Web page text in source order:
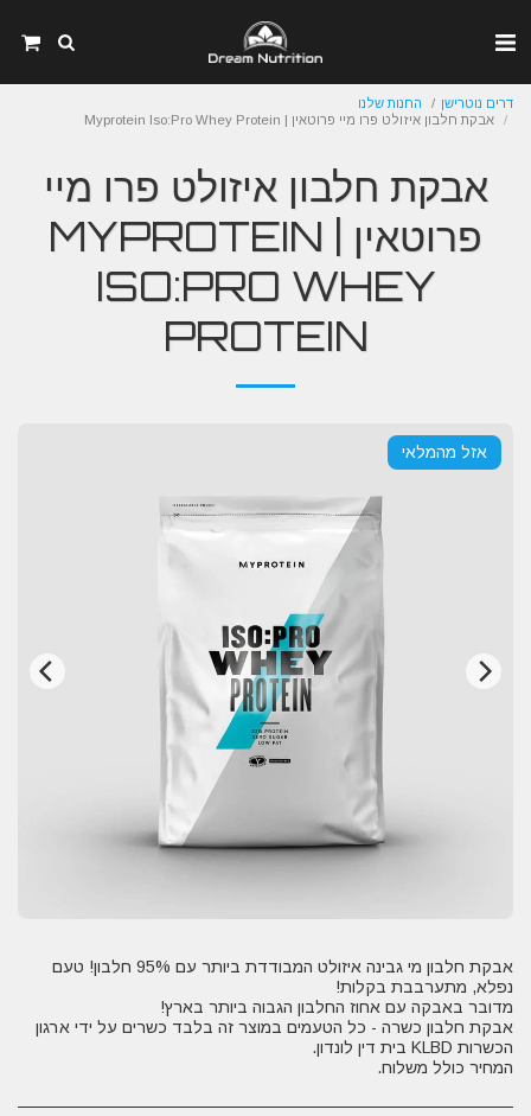
דרים נוטרישן
החנות שלנו
אבקת חלבון איזולט פרו מיי פרוטאין | Myprotein Iso:Pro Whey Protein
אבקת חלבון איזולט פרו מיי
פרוטאין | MYPROTEIN
ISO:PRO WHEY
PROTEIN
אזל מהמלאי
אבקת חלבון מי גבינה איזולט המבודדת ביותר עם 95% חלבון! טעם
אבקת חלבון כשרה - כל הטעמים במוצר זה בלבד כשרים על ידי ארגון
המחיר כולל משלוח.